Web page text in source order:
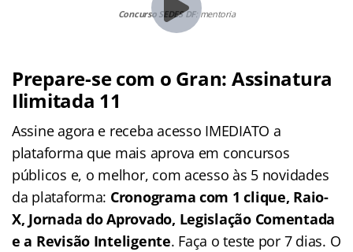
Concurso SEDES DF: mentoria
Prepare-se com o Gran: Assinatura
Ilimitada 11
Assine agora e receba acesso IMEDIATO a
plataforma que mais aprova em concursos
públicos e, o melhor, com acesso às 5 novidades
da plataforma: Cronograma com 1 clique, Raio-
X, Jornada do Aprovado, Legislação Comentada
e a Revisão Inteligente. Faça o teste por 7 dias. O